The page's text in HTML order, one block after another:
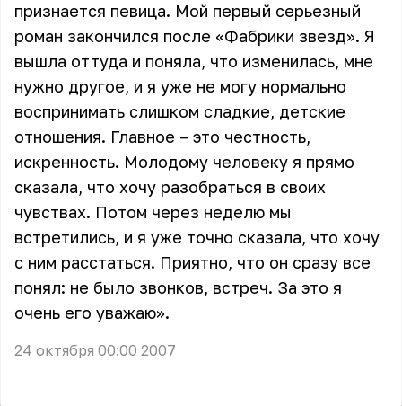
признается певица. Мой первый серьезный
роман закончился после «Фабрики звезд». Я
вышла оттуда и поняла, что изменилась, мне
нужно другое, и я уже не могу нормально
воспринимать слишком сладкие, детские
отношения. Главное – это честность,
искренность. Молодому человеку я прямо
сказала, что хочу разобраться в своих
чувствах. Потом через неделю мы
встретились, и я уже точно сказала, что хочу
с ним расстаться. Приятно, что он сразу все
понял: не было звонков, встреч. За это я
очень его уважаю».
24 октября 00:00 2007